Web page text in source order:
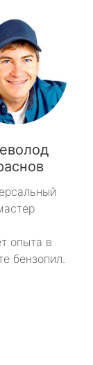
опыта в
бензопил.